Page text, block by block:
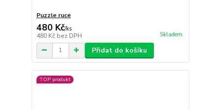
Puzzle ruce
480 Kč/ks
480 Kč bez DPH Skladem
Přidat do košíku
TOP produkt